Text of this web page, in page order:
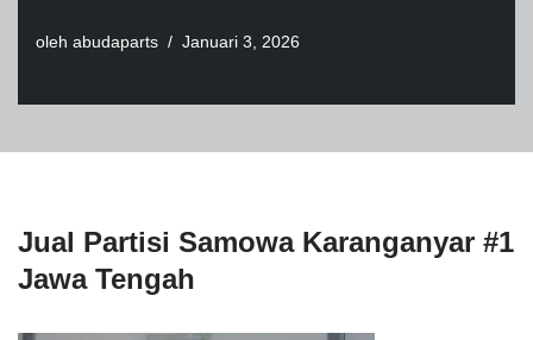
oleh abudaparts Januari 3, 2026
Jual Partisi Samowa Karanganyar #1
Jawa Tengah